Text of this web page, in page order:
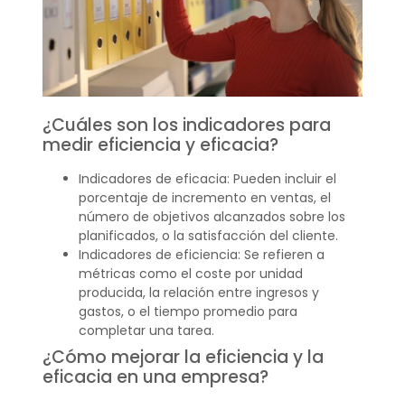
¿Cuáles son los indicadores para
medir eficiencia y eficacia?
Indicadores de eficacia: Pueden incluir el
porcentaje de incremento en ventas, el
número de objetivos alcanzados sobre los
planificados, o la satisfacción del cliente.
Indicadores de eficiencia: Se refieren a
métricas como el coste por unidad
producida, la relación entre ingresos y
gastos, o el tiempo promedio para
completar una tarea.
¿Cómo mejorar la eficiencia y la
eficacia en una empresa?